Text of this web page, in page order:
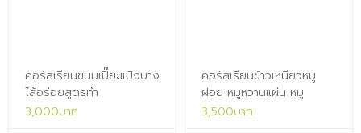
คอร์สเรียนขนมเปี๊ยะแป้งบาง
ไส้อร่อยสูตรทำ
ขาย(12ส.ค.69/10.00น./
3,000บาท
คอร์สเรียนข้าวเหนียวหมู
ฝอย หมูหวานแผ่น หมู
สวรรค์ หมูแดดเดียว สูตร
3,500บาท